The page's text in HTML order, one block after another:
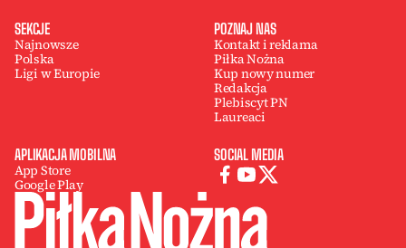
SEKCJE
Najnowsze
Polska
Ligi w Europie
POZNAJ NAS
Kontakt i reklama
Piłka Nożna
Kup nowy numer
Redakcja
Plebiscyt PN
Laureaci
APLIKACJA MOBILNA
App Store
Google Play
SOCIAL MEDIA